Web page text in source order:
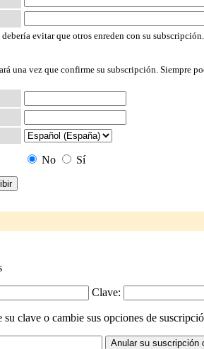
evitar que otros enreden con su subscripción.
una vez que confirme su subscripción. Siempre
No Sí
Clave:
clave o cambie sus opciones de